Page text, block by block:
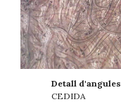
Detall d'angules
CEDIDA